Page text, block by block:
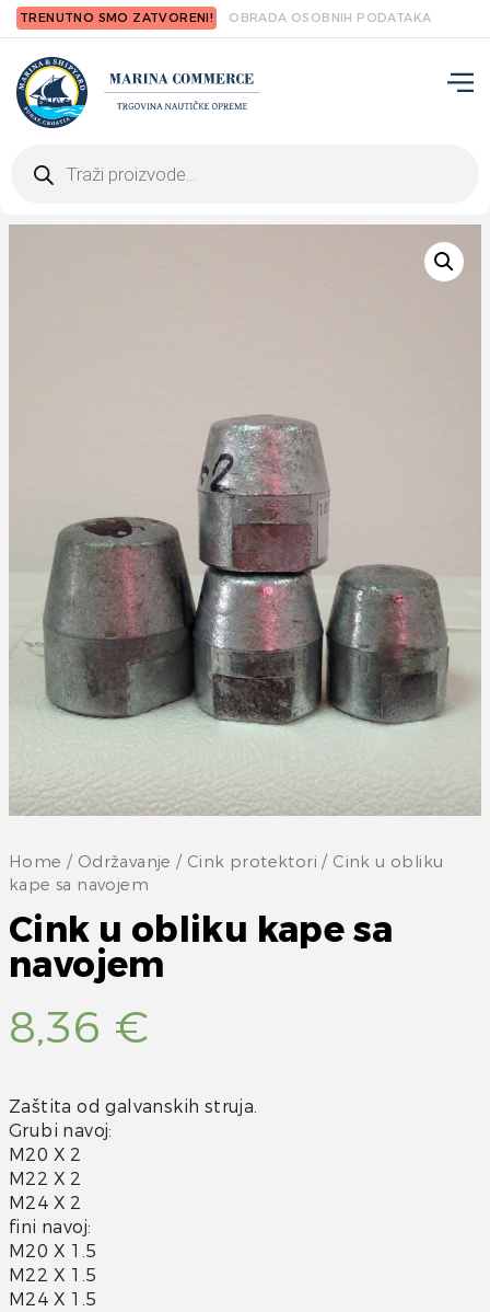
TRENUTNO SMO ZATVORENI! OBRADA OSOBNIH PODATAKA
search
Home / Održavanje / Cink protektori / Cink u obliku
kape sa navojem
Cink u obliku kape sa
navojem
8,36 €
Zaštita od galvanskih struja.
Grubi navoj:
M20 X 2
M22 X 2
M24 X 2
fini navoj:
M20 X 1.5
M22 X 1.5
M24 X 1.5